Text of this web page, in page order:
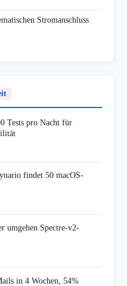
Stromanschluss
Tests pro Nacht für
findet 50 macOS-
umgehen Spectre-v2-
in 4 Wochen, 54%